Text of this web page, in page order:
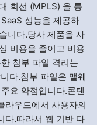
회선 (MPLS) 을 통
성능을 제공하
니다.당사 제품을 사
비용을 줄이고 비용
첨부 파일 격리는
다.첨부 파일은 맬웨
요 약점입니다.콘텐
라우드에서 사용자의
다.따라서 웹 기반 다